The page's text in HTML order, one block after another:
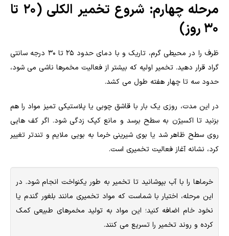
مرحله چهارم: شروع تخمیر الکلی (۲۰ تا
۳۰ روز)
ظرف را در محیطی گرم، تاریک و با دمای حدود ۲۵ تا ۳۰ درجه سانتی
گراد قرار دهید. تخمیر اولیه که بیشتر از فعالیت مخمرها ناشی می شود،
حدود سه تا چهار هفته طول می کشد.
در این مدت، روزی یک بار با قاشق چوبی یا پلاستیکی تمیز مواد را هم
بزنید تا اکسیژن به سطح برسد و مانع کپک زدگی شود. اگر کف هایی
روی سطح ظاهر شد یا بوی شیرینی خرما به بویی ملایم و تندتر تغییر
کرد، نشانه آغاز فعالیت تخمیری است.
خرماها را با آب بپوشانید تا تخمیر به طور یکنواخت انجام شود. در
این مرحله، اختیار با شماست که مواد تخمیری مانند بلغور گندم یا
نخود خام اضافه کنید؛ این مواد به تولید مخمرهای طبیعی کمک
کرده و روند تخمیر را تسریع می کنند.